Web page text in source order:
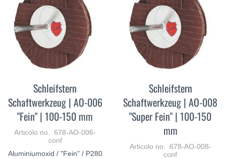
Schleifstern
Schaftwerkzeug | AO-006
"Fein" | 100-150 mm
Articolo no. 678-AO-006-
conf
Aluminiumoxid / "Fein" / P280
Schleifstern
Schaftwerkzeug | AO-008
"Super Fein" | 100-150
mm
Articolo no. 678-AO-008-
conf